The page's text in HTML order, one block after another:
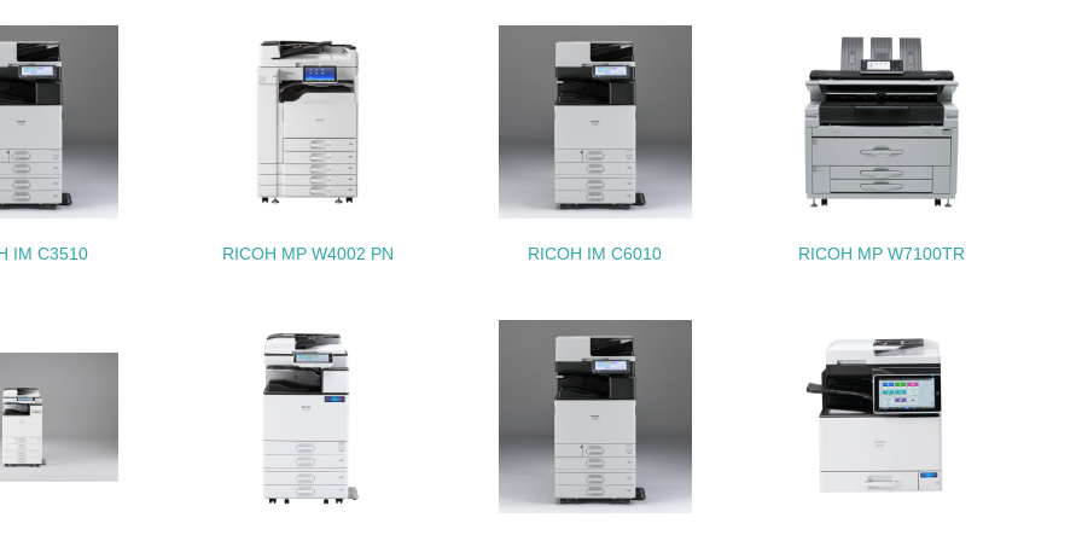
<L1> 「生物多様性保全」に関する取り組み（例：森林保全活動＜植林、天然林保護、間伐＞、認証品の
購入、原材料のトレーサビリティの確認等）を行っている
<L1> 周辺地域の環境保全活動を行い、自治体や地域団体の活動に積極的に参加している
面の取り組み
<L1> 「人権・労働等」に関する方針、規定等を持っている
<L1> 「情報セキュリティ」に関する方針、規定等を持っている
IM C3510 RICOH MP W4002 PN RICOH IM C6010 RICOH MP W7100TR